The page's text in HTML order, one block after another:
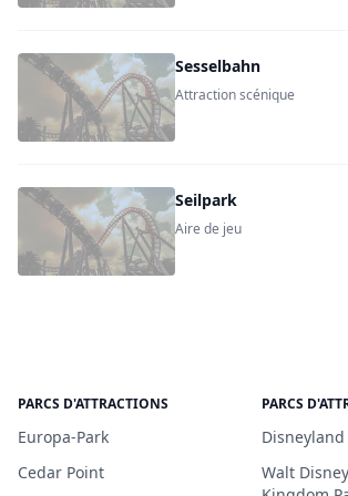
Sesselbahn
Attraction scénique
Seilpark
Aire de jeu
PARCS D'ATTRACTIONS
Europa-Park
Cedar Point
PARCS
Disneyland
Walt